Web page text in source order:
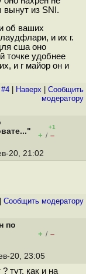
вынут из SNI.
об ваших
и их г.
сша оно
точке удобнее
и г майор он и
Наверх
Cообщить
модератору
+1
+ / –
20, 21:02
Cообщить модератору
по
+ / –
20, 23:05
тут, как и на